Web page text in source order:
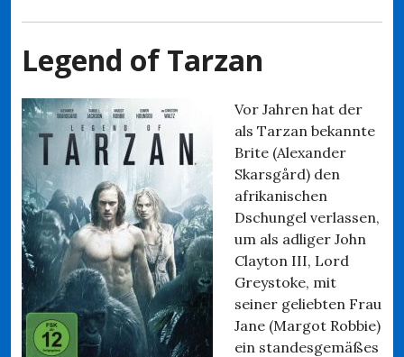
Legend of Tarzan
Vor Jahren hat der
als Tarzan bekannte
Brite (Alexander
Skarsgård) den
afrikanischen
Dschungel verlassen,
um als adliger John
Clayton III, Lord
Greystoke, mit
seiner geliebten Frau
Jane (Margot Robbie)
ein standesgemäßes